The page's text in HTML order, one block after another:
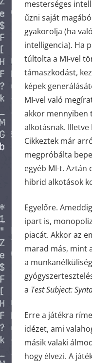
mesterséges
űzni saját
gyakorolja (ha
intelligencia). Ha
túltolta a MI-vel
támaszkodást,
képek
MI-vel való
akkor mennyiben
alkotásnak.
Cikkeztek már
megpróbálta
egyéb MI-t. Aztán
hibrid alkotások
Egyelőre.
ipart is,
piacát. Akkor az
marad más, mint
a
a Test Subject:
Erre a játékra
idézet, ami
másik valaki
hogy élvezi. A